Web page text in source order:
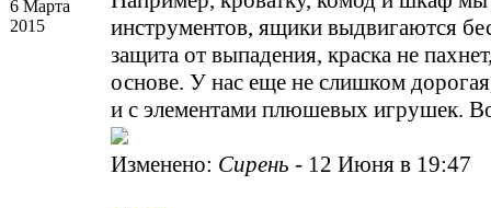
6 Марта
2015
инструментов, ящики выдвигаются
защита от выпадения, краска не
основе. У нас еще не слишком
и с элементами плюшевых игрушек.
Изменено: Сирень - 12 Июня в 19:47